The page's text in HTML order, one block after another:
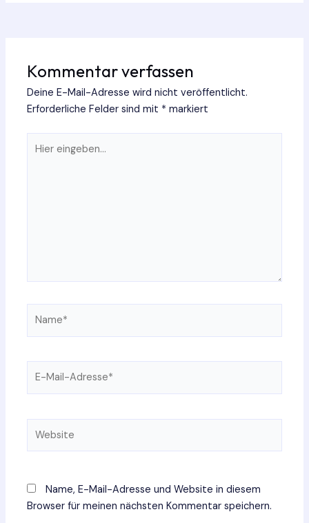
Kommentar verfassen
Deine E-Mail-Adresse wird nicht veröffentlicht.
Erforderliche Felder sind mit * markiert
eingeben…
Name, E-Mail-Adresse und Website in diesem
Browser für meinen nächsten Kommentar speichern.